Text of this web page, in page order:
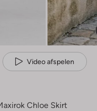
Video afspelen
Chloe Skirt